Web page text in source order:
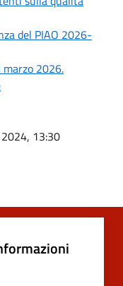
del PIAO 2026-
2026.
13:30